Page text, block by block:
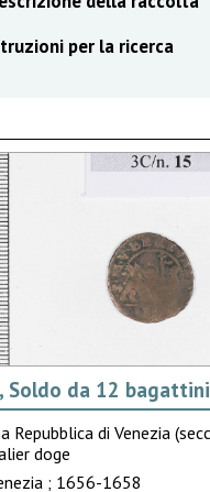
per la ricerca
Soldo da 12
Repubblica di Venezia
doge
; 1656-1658